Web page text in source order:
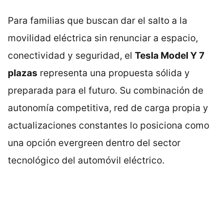
Para familias que buscan dar el salto a la
movilidad eléctrica sin renunciar a espacio,
conectividad y seguridad, el Tesla Model Y 7
plazas representa una propuesta sólida y
preparada para el futuro. Su combinación de
autonomía competitiva, red de carga propia y
actualizaciones constantes lo posiciona como
una opción evergreen dentro del sector
tecnológico del automóvil eléctrico.